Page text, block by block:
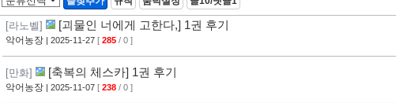
[라노벨] [괴물인 너에게 고한다,] 1권 후기
악어농장 | 2025-11-27 [ 285 / 0 ]
[만화] [축복의 체스카] 1권 후기
악어농장 | 2025-11-07 [ 238 / 0 ]